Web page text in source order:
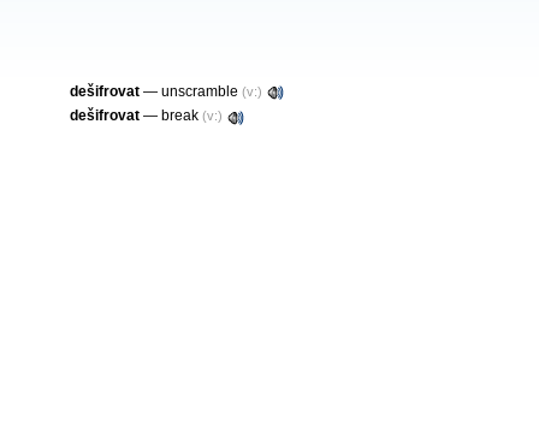
dešifrovat — unscramble (v:)
dešifrovat — break (v:)